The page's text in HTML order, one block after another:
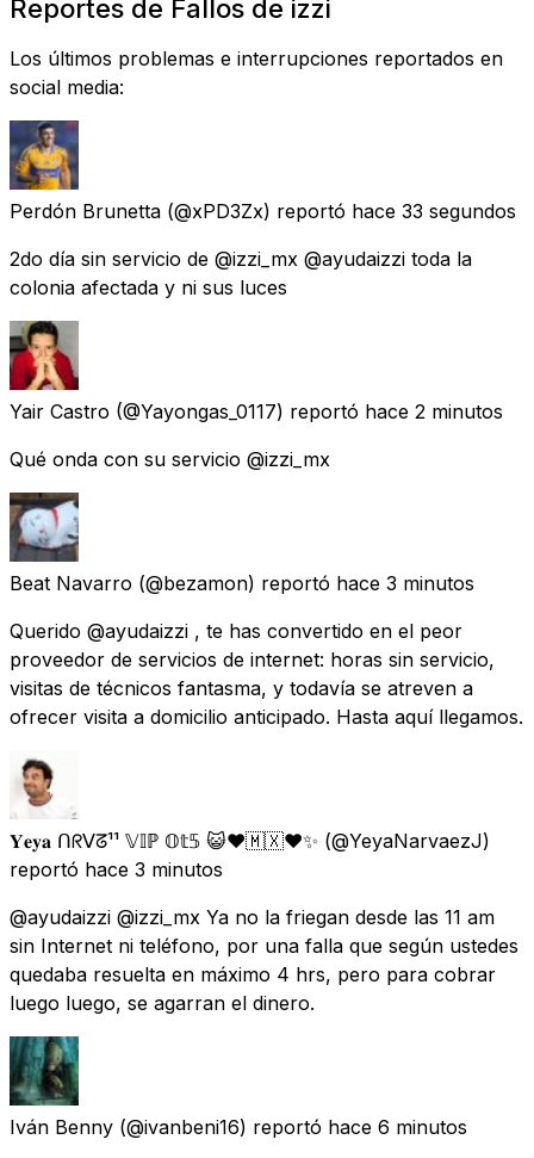
Reportes de Fallos de izzi
Los últimos problemas e interrupciones reportados en
social media:
Perdón Brunetta (@xPD3Zx) reportó hace 33 segundos
2do día sin servicio de @izzi_mx @ayudaizzi toda la
colonia afectada y ni sus luces
Yair Castro (@Yayongas_0117) reportó hace 2 minutos
Qué onda con su servicio @izzi_mx
Beat Navarro (@bezamon) reportó hace 3 minutos
Querido @ayudaizzi , te has convertido en el peor
proveedor de servicios de internet: horas sin servicio,
visitas de técnicos fantasma, y todavía se atreven a
ofrecer visita a domicilio anticipado. Hasta aquí llegamos.
𝐘𝐞𝐲𝐚 ᑎᖇᐯᘔ¹¹ 𝕍𝕀ℙ 𝕆𝕥𝟝 😺❤️🇲🇽❤️✨️ (@YeyaNarvaezJ)
reportó hace 3 minutos
@ayudaizzi @izzi_mx Ya no la friegan desde las 11 am
sin Internet ni teléfono, por una falla que según ustedes
quedaba resuelta en máximo 4 hrs, pero para cobrar
luego luego, se agarran el dinero.
Iván Benny (@ivanbeni16) reportó hace 6 minutos